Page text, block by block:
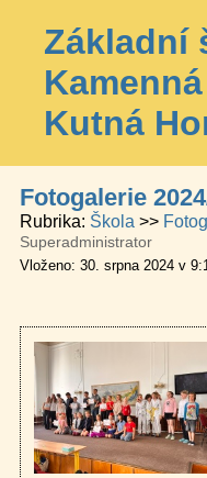
Základní
Kutná
Fotogalerie
Rubrika Škola
Superadministrator
Vloženo: 30. srpna 2024 v